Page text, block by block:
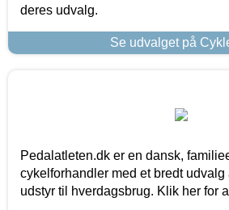
deres udvalg.
Se udvalget på
Pedalatleten.dk er en dansk,
cykelforhandler med et bredt
udstyr til hverdagsbrug. Klik her for